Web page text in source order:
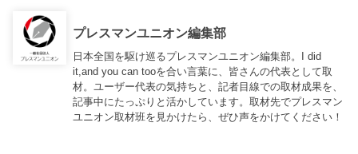
プレスマンユニオン編集部
日本全国を駆け巡るプレスマンユニオン編集部。I did
it,and you can tooを合い言葉に、皆さんの代表として取
材。ユーザー代表の気持ちと、記者目線での取材成果を、
記事中にたっぷりと活かしています。取材先でプレスマン
ユニオン取材班を見かけたら、ぜひ声をかけてください！